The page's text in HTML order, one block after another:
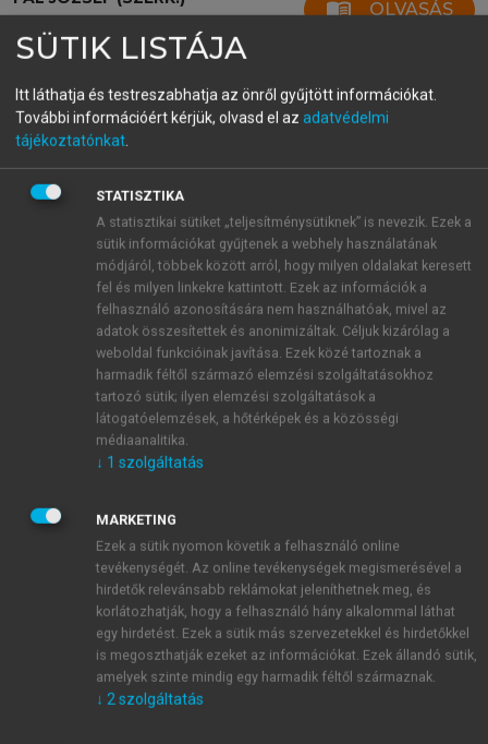
Világirodalom
menu_book OLVASÁS
A komédia világa megint az elfogadott, a
társadalmilag szentesített értékrend dionüszoszi
felfüggesztése, az egymásnak alárendelt értékek
egymás mellé rendelése és így mindkettő
viszonylagossá tétele a nevetés jegyében, a nyelv
síkján éppúgy, mint a cselekményén, és a cselekmény
olykor éppen a nyelv kínálta lehetőségek
cselekménnyé való fejlesztésében áll. A nyelv síkján
jelentkezik a metafora, de bizonyos értelemben ez a
cselekmény meghatározójává válik aLovagok
), melyben Démosz hol az öreg, orránál
fogva vezethető attikai gazda, hol az athéni nép (amit
másikra, mint ugyanannak a kifejezésnek konkrét
jelentéséről az elvontra vagy fordítva. Ez szintén a
komikus nyelv hatáslehetősége, de aMadarakban
) ez lesz az egész cselekmény alapja: „A
hollók közé kerülj!” – elátkozási formula volt (feküdj
temetetlenül, és légy a hollók zsákmánya),
Peiszthetairosz és Euelpidész viszont elhatározza,
hogy az örök pereskedései miatt elviselhetetlen
SÜTIK LISTÁJA
Itt láthatja és testreszabhatja az önről gyűjtött információkat.
További információért kérjük, olvasd el az adatvédelmi
tájékoztatónkat.
STATISZTIKA
A statisztikai sütiket „teljesítménysütiknek” is nevezik. Ezek a
sütik információkat gyűjtenek a webhely használatának
módjáról, többek között arról, hogy milyen oldalakat keresett
fel és milyen linkekre kattintott. Ezek az információk a
felhasználó azonosítására nem használhatóak, mivel az
adatok összesítettek és anonimizáltak. Céljuk kizárólag a
weboldal funkcióinak javítása. Ezek közé tartoznak a
harmadik féltől származó elemzési szolgáltatásokhoz
tartozó sütik; ilyen elemzési szolgáltatások a
látogatóelemzések, a hőtérképek és a közösségi
médiaanalitika.
↓ 1 szolgáltatás
MARKETING
Ezek a sütik nyomon követik a felhasználó online
tevékenységét. Az online tevékenységek megismerésével a
hirdetők relevánsabb reklámokat jeleníthetnek meg, és
korlátozhatják, hogy a felhasználó hány alkalommal láthat
egy hirdetést. Ezek a sütik más szervezetekkel és hirdetőkkel
is megoszthatják ezeket az információkat. Ezek állandó sütik,
amelyek szinte mindig egy harmadik féltől származnak.
↓ 2szolgáltatás